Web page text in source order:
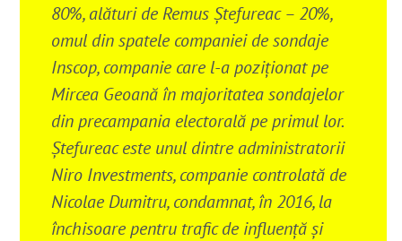
80%, alături de Remus Ștefureac – 20%,
omul din spatele companiei de sondaje
Inscop, companie care l-a poziționat pe
Mircea Geoană în majoritatea sondajelor
din precampania electorală pe primul lor.
Ștefureac este unul dintre administratorii
Niro Investments, companie controlată de
Nicolae Dumitru, condamnat, în 2016, la
închisoare pentru trafic de influenţă și